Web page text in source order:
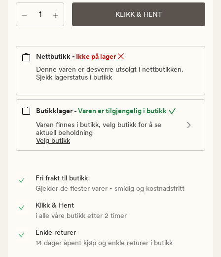
Antall KLIKK & HENT
Nettbutikk - Ikke på lager
Denne varen er desverre utsolgt i nettbutikken.
Sjekk lagerstatus i butikk
Butikklager -Varen er tilgjengelig i butikk
Varen finnes i butikk, velg butikk for å se
aktuell beholdning
Velg butikk
Fri frakt til butikk
Gjelder de flester varer - smidig og kostnadsfritt
Klikk & Hent
i alle våre butikk etter 2 timer
Enkle returer
14 dager åpent kjøp og enkle returer i butikk